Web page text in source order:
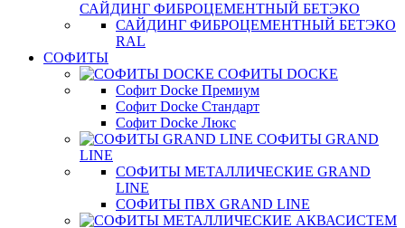
САЙДИНГ ФИБРОЦЕМЕНТНЫЙ БЕТЭКО
САЙДИНГ ФИБРОЦЕМЕНТНЫЙ БЕТЭКО
RAL
СОФИТЫ
СОФИТЫ DOCKE
Софит Docke Премиум
Софит Docke Стандарт
Софит Docke Люкс
СОФИТЫ GRAND
LINE
СОФИТЫ МЕТАЛЛИЧЕСКИЕ GRAND
LINE
СОФИТЫ ПВХ GRAND LINE